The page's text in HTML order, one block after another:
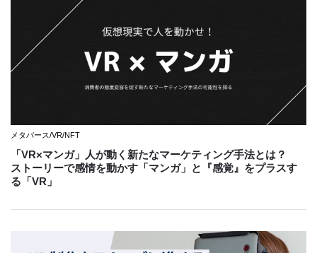
メタバース/VR/NFT
「VR×マンガ」人が動く新たなマーケティング手法とは？
ストーリーで感情を動かす「マンガ」と『感覚』をプラスす
る「VR」